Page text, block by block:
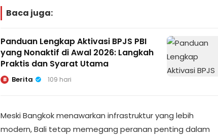
Baca juga:
Panduan Lengkap Aktivasi BPJS PBI
yang Nonaktif di Awal 2026: Langkah
Praktis dan Syarat Utama
B Berita 109 hari
Meski Bangkok menawarkan infrastruktur yang lebih
modern, Bali tetap memegang peranan penting dalam